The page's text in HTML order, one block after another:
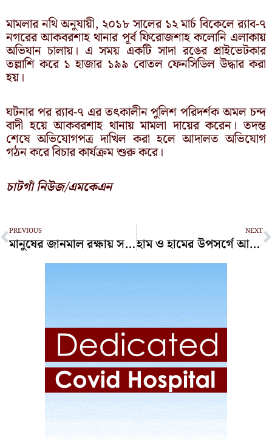
মামলার নথি অনুযায়ী, ২০১৮ সালের ১২ মার্চ বিকেলে র‌্যাব-৭
নগরের আকবরশাহ থানার পূর্ব ফিরোজশাহ কলোনি এলাকায়
অভিযান চালায়। এ সময় একটি সাদা রঙের প্রাইভেটকার
তল্লাশি করে ১ হাজার ১৯৯ বোতল ফেনসিডিল উদ্ধার করা
হয়।
ঘটনার পর র‌্যাব-৭ এর তৎকালীন পুলিশ পরিদর্শক অমল চন্দ
বাদী হয়ে আকবরশাহ থানায় মামলা দায়ের করেন। তদন্ত
শেষে অভিযোগপত্র দাখিল করা হলে আদালত অভিযোগ
গঠন করে বিচার কার্যক্রম শুরু করে।
চাটগাঁ নিউজ/এমকেএন
Prev
PREVIOUS
মানুষের জানমাল রক্ষায় সর্বোচ্চ ব্যবস্থা নেওয়া হবে: এসপি মাসুদ
NEXT
হাম ও হামের উপসর্গে আরও ৬ শিশুর মৃত্যু